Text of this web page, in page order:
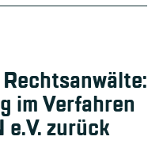
im Verfahren
e.V. zurück